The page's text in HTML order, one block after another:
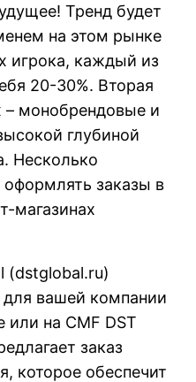
Тренд будет
на этом рынке
игрока, каждый из
20-30%. Вторая
– монобрендовые и
глубиной
Несколько
заказы в
магазинах
(dstglobal.ru)
вашей компании
на CMF DST
заказ
которое обеспечит